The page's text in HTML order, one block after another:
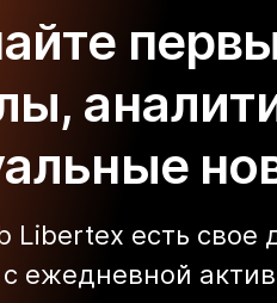
Libertex есть
ежедневной